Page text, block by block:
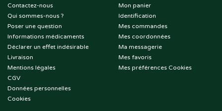
Contactez-nous
Qui sommes-nous ?
Poser une question
Informations médicaments
Déclarer un effet indésirable
Livraison
Mentions légales
CGV
Données personnelles
Cookies
Mon panier
Identification
Mes commandes
Mes coordonnées
Ma messagerie
Mes favoris
Mes préférences Cookies